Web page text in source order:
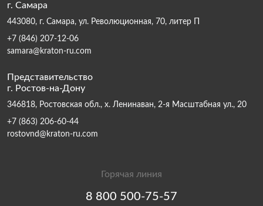
г. Самара
443080, г. Самара, ул. Революционная, 70, литер П
+7 (846) 207-12-06
samara@kraton-ru.com
Представительство
г. Ростов-на-Дону
346818, Ростовская обл., х. Ленинаван, 2-я Масштабная ул., 20
+7 (863) 206-60-44
rostovnd@kraton-ru.com
Горячая линия
8 800 500-75-57